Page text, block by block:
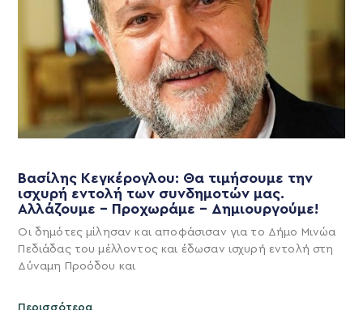
Βασίλης Κεγκέρογλου: Θα τιμήσουμε την
ισχυρή εντολή των συνδημοτών μας.
Αλλάζουμε – Προχωράμε – Δημιουργούμε!
Οι δημότες μίλησαν και αποφάσισαν για το Δήμο Μινώα
Πεδιάδας του μέλλοντος και έδωσαν ισχυρή εντολή στη
Δύναμη Προόδου και